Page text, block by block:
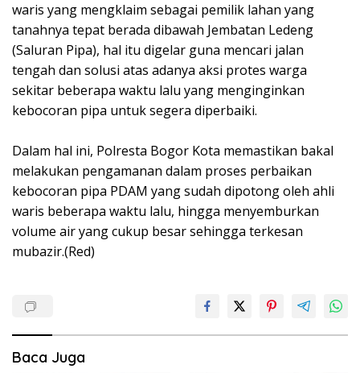
waris yang mengklaim sebagai pemilik lahan yang
tanahnya tepat berada dibawah Jembatan Ledeng
(Saluran Pipa), hal itu digelar guna mencari jalan
tengah dan solusi atas adanya aksi protes warga
sekitar beberapa waktu lalu yang menginginkan
kebocoran pipa untuk segera diperbaiki.
Dalam hal ini, Polresta Bogor Kota memastikan bakal
melakukan pengamanan dalam proses perbaikan
kebocoran pipa PDAM yang sudah dipotong oleh ahli
waris beberapa waktu lalu, hingga menyemburkan
volume air yang cukup besar sehingga terkesan
mubazir.(Red)
Baca Juga